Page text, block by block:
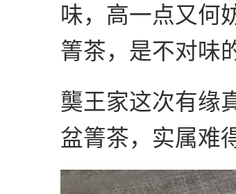
味，高一点又何
箐茶，是不对味
龑王家这次有缘
盆箐茶，实属难